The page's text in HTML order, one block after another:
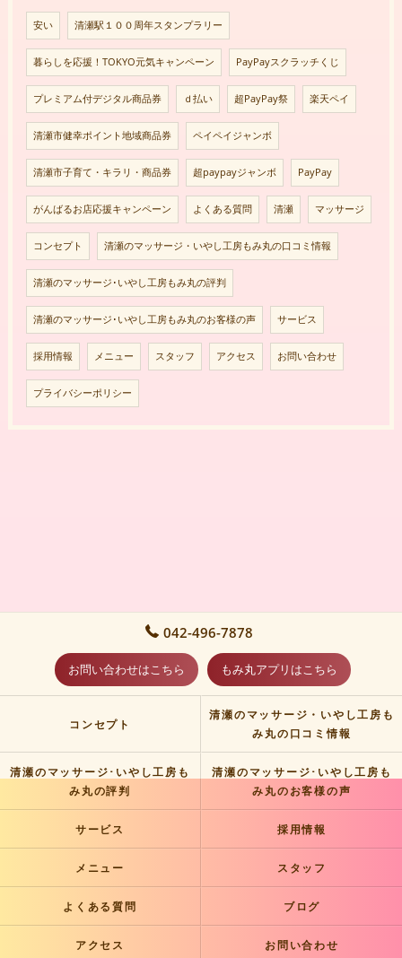
安い 清瀬駅１００周年スタンプラリー
暮らしを応援！TOKYO元気キャンペーン PayPayスクラッチくじ
プレミアム付デジタル商品券 ｄ払い 超PayPay祭 楽天ペイ
清瀬市健幸ポイント地域商品券 ペイペイジャンボ
清瀬市子育て・キラリ・商品券 超paypayジャンボ PayPay
がんばるお店応援キャンペーン よくある質問 清瀬 マッサージ
コンセプト 清瀬のマッサージ・いやし工房もみ丸の口コミ情報
清瀬のマッサージ･いやし工房もみ丸の評判
清瀬のマッサージ･いやし工房もみ丸のお客様の声 サービス
採用情報 メニュー スタッフ アクセス お問い合わせ
プライバシーポリシー
042-496-7878
お問い合わせはこちら もみ丸アプリはこちら
コンセプト
清瀬のマッサージ・いやし工房も
み丸の口コミ情報
清瀬のマッサージ･いやし工房も
み丸の評判
清瀬のマッサージ･いやし工房も
み丸のお客様の声
サービス 採用情報
メニュー スタッフ
よくある質問 ブログ
アクセス お問い合わせ